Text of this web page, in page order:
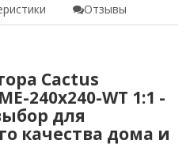
Отзывы
Cactus
240x240-WT 1:1 -
для
качества дома и